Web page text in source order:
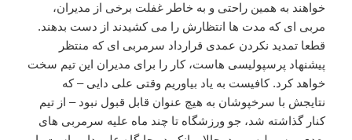
خواهند به همین راحتی و به خاطر غفلت برخی از مدیران،
مربی ای که مدت ها انتظارش را می کشیدند از دست بدهند.
قطعا تمدید نکردن عمدی قرارداد سرمربی ای که منتظر
پیشنهاد پرسپولیسی هاست، کار را برای مدیران این تیم سخت
خواهد کرد. کافیست به یاد بیاوریم وقتی علی دایی – که
نتایجش با سرخپوشان به هیچ عنوان قابل قبول نبود – از تیم
کنار گذاشته شد، جو ورزشگاه تا چند ماه علیه سرمربی های